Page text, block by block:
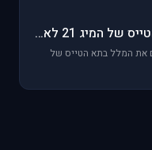
איך הופכים את המלל בתא הטייס של המיג 21 לאנגלית ?
את המלל בתא הטייס של